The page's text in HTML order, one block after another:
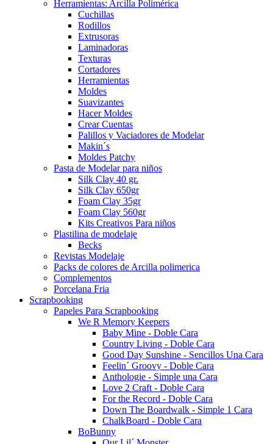
Herramientas: Arcilla Polimérica
Cuchillas
Rodillos
Extrusoras
Laminadoras
Texturas
Cortadores
Herramientas
Moldes
Suavizantes
Hacer Moldes
Crear Cuentas
Palillos y Vaciadores de Modelar
Makin´s
Moldes Patchy
Pasta de Modelar para niños
Silk Clay 40 gr.
Silk Clay 650gr
Foam Clay 35gr
Foam Clay 560gr
Kits Creativos Para niños
Plastilina de modelaje
Becks
Revistas Modelaje
Packs de colores de Arcilla polimerica
Complementos
Porcelana Fria
Scrapbooking
Papeles Para Scrapbooking
We R Memory Keepers
Baby Mine - Doble Cara
Country Living - Doble Cara
Good Day Sunshine - Sencillos Una Cara
Feelin´ Groovy - Doble Cara
Anthologie - Simple una Cara
Love 2 Craft - Doble Cara
For the Record - Doble Cara
Down The Boardwalk - Simple 1 Cara
ChalkBoard - Doble Cara
BoBunny